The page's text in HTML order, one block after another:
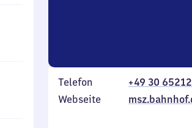
Telefon
+49 30
Webseite